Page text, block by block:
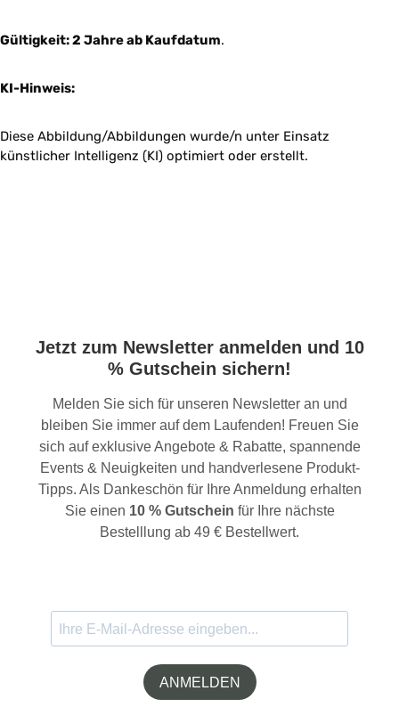
Gültigkeit: 2 Jahre ab Kaufdatum.
KI-Hinweis:
Diese Abbildung/Abbildungen wurde/n unter Einsatz
künstlicher Intelligenz (KI) optimiert oder erstellt.
Jetzt zum Newsletter anmelden und 10
% Gutschein sichern!
Melden Sie sich für unseren Newsletter an und
bleiben Sie immer auf dem Laufenden! Freuen Sie
sich auf exklusive Angebote & Rabatte, spannende
Events & Neuigkeiten und handverlesene Produkt-
Tipps. Als Dankeschön für Ihre Anmeldung erhalten
Sie einen 10 % Gutschein für Ihre nächste
Bestelllung ab 49 € Bestellwert.
ANMELDEN